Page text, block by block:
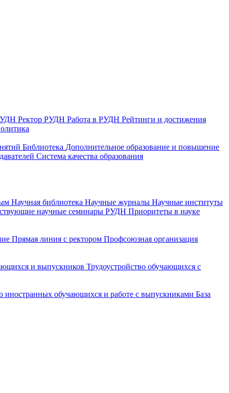
Ректор РУДН Работа в РУДН Рейтинги и достижения
Библиотека Дополнительное образование и повышение
Система качества образования
Научная библиотека Научные журналы Научные институты
научные семинары РУДН Приоритеты в науке
Прямая линия с ректором Профсоюзная организация
и выпускников Трудоустройство обучающихся с
иностранных обучающихся и работе с выпускниками База